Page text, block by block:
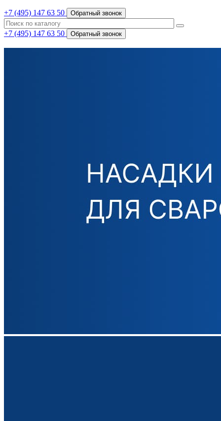
+7 (495) 147 63 50 Обратный звонок
+7 (495) 147 63 50 Обратный звонок